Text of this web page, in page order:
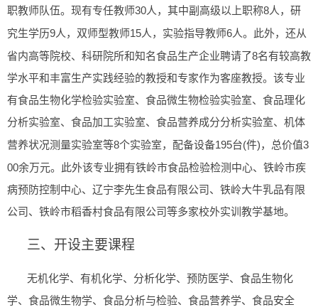
职教师队伍。现有专任教师30人，其中副高级以上职称8人，研
究生学历9人，双师型教师15人，实验指导教师6人。此外，还从
省内高等院校、科研院所和知名食品生产企业聘请了8名有较高教
学水平和丰富生产实践经验的教授和专家作为客座教授。该专业
有食品生物化学检验实验室、食品微生物检验实验室、食品理化
分析实验室、食品加工实验室、食品营养成分分析实验室、机体
营养状况测量实验室等8个实验室，配备设备195台(件)，总价值3
00余万元。此外该专业拥有铁岭市食品检验检测中心、铁岭市疾
病预防控制中心、辽宁李先生食品有限公司、铁岭大牛乳品有限
公司、铁岭市稻香村食品有限公司等多家校外实训教学基地。
三、开设主要课程
无机化学、有机化学、分析化学、预防医学、食品生物化
学、食品微生物学、食品分析与检验、食品营养学、食品安全